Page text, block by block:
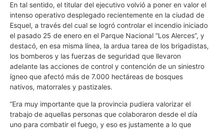
En tal sentido, el titular del ejecutivo volvió a poner en valor el
intenso operativo desplegado recientemente en la ciudad de
Esquel, a través del cual se logró controlar el incendio iniciado
el pasado 25 de enero en el Parque Nacional “Los Alerces”, y
destacó, en esa misma línea, la ardua tarea de los brigadistas,
los bomberos y las fuerzas de seguridad que llevaron
adelante las acciones de control y contención de un siniestro
ígneo que afectó más de 7.000 hectáreas de bosques
nativos, matorrales y pastizales.
“Era muy importante que la provincia pudiera valorizar el
trabajo de aquellas personas que colaboraron desde el día
uno para combatir el fuego, y eso es justamente a lo que